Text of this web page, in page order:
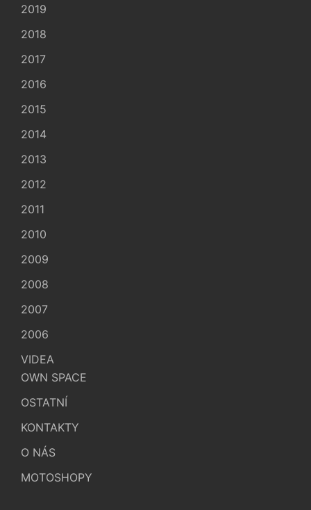
2019
2018
2017
2016
2015
2014
2013
2012
2011
2010
2009
2008
2007
2006
VIDEA
OWN SPACE
OSTATNÍ
KONTAKTY
O NÁS
MOTOSHOPY